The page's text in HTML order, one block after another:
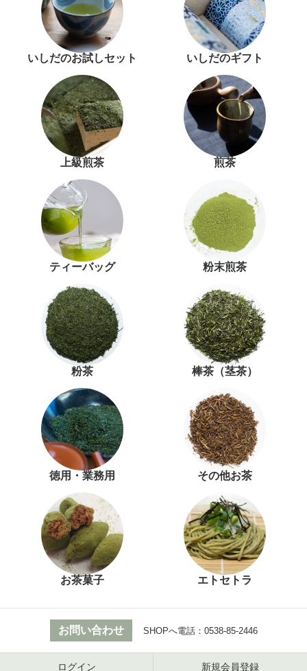
いしだのお試しセット いしだのギフト
上級煎茶 煎茶
ティーバッグ 粉末煎茶
粉茶 棒茶（茎茶）
徳用・業務用 その他お茶
お茶菓子 エトセトラ
お問い合わせ SHOPへ電話： 0538-85-2446
ログイン 新規会員登録